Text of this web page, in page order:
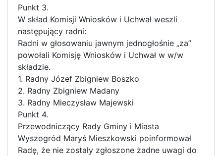
Punkt 3.
W skład Komisji Wniosków i Uchwał weszli
następujący radni:
Radni w głosowaniu jawnym jednogłośnie „za”
powołali Komisję Wniosków i Uchwał w w/w
składzie.
1. Radny Józef Zbigniew Boszko
2. Radny Zbigniew Madany
3. Radny Mieczysław Majewski
Punkt 4.
Przewodniczący Rady Gminy i Miasta
Wyszogród Maryś Mieszkowski poinformował
Radę, że nie zostały zgłoszone żadne uwagi do